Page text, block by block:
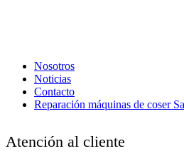
Nosotros
Noticias
Contacto
Reparación máquinas de coser
Atención al cliente